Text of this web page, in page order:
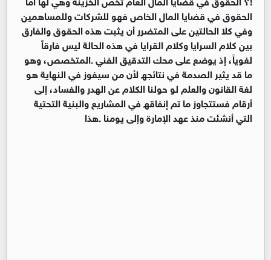
الحقوق في قضایا المال الخاص فھو للشركات وللمساھمین
وفي كلا الحالتین على المتضرر أن یثبت ھذه الحقوق والفارق
بین كلام السرایا وكلام القرایا في ھذه الحالة لیس فارقاً
لغویاً، إذ یوضع على محك التدقیق الفني .المتخصص، وھو
ما قد یثیر الصدمة في نتائجھ لأن من سیفوز في النھایة ھو
لغة القانون والعلم لو حولنا الكلام عن الھدر والفساد، إلى
أرقام فستتجاوز ما تم إنفاقھ في المشاریع والبنیة التحتیة
التي أنشئت منذ عھد الإمارة وإلى یومنا .ھذا